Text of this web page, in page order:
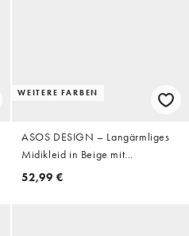
WEITERE FARBEN
ASOS DESIGN – Langärmliges
Midikleid in Beige mit
verdrehtem Ausschnitt und
52,99 €